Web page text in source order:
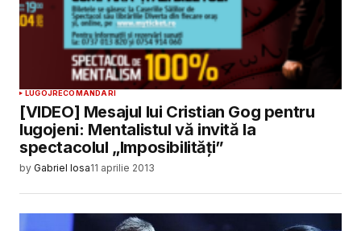
LUGOJRECOMANDARI
[VIDEO] Mesajul lui Cristian Gog pentru
lugojeni: Mentalistul vă invită la
spectacolul „Imposibilități”
by Gabriel Iosa11 aprilie 2013